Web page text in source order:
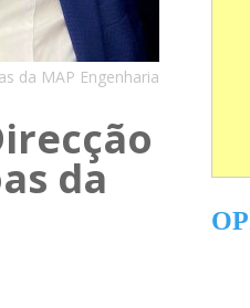
da MAP Engenharia
da